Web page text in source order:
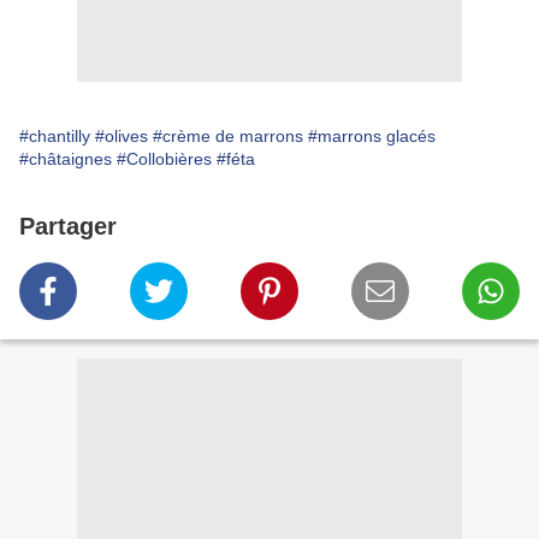
#chantilly #olives #crème de marrons #marrons glacés
#châtaignes #Collobières #féta
Partager